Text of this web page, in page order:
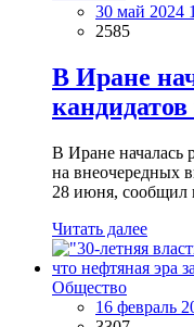
30 май 2024
2585
В Иране
В Иране началась
на внеочередных
28 июня,
Читать далее
Общество
16 февраль